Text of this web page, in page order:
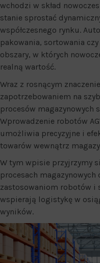
wchodzi w skład
stanie sprostać
współczesnego rynku.
pakowania, sortowania
obszary, w których
realną wartość.
Wraz z rosnącym
zapotrzebowaniem na
procesów magazynowych
Wprowadzenie robotów
umożliwia precyzyjne i
towarów wewnątrz
W tym wpisie przyjrzymy
procesach
zastosowaniom robotów i
wspierają logistykę w
wyników.